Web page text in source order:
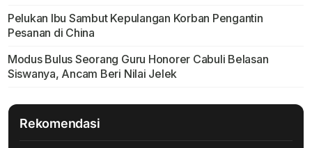
Pelukan Ibu Sambut Kepulangan Korban Pengantin
Pesanan di China
Modus Bulus Seorang Guru Honorer Cabuli Belasan
Siswanya, Ancam Beri Nilai Jelek
Rekomendasi